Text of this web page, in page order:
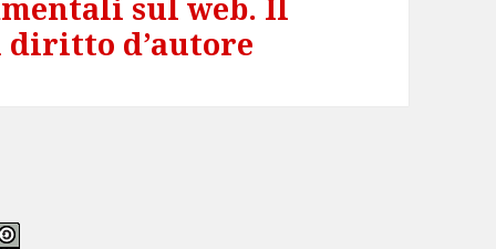
sul web. Il
diritto d’autore